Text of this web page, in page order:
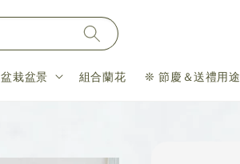
盆栽盆景 組合蘭花 ❊ 節慶＆送禮用途